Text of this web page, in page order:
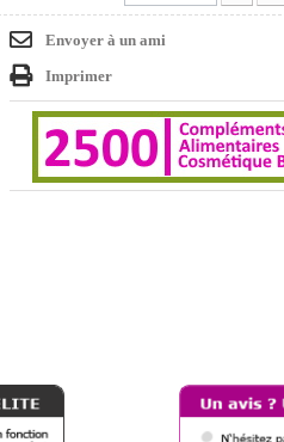
Envoyer à un ami
Imprimer